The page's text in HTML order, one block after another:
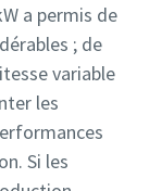
a permis de
; de
variable
les
Si les